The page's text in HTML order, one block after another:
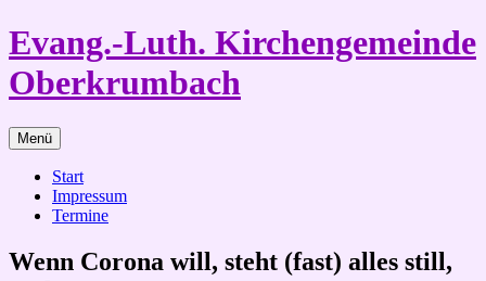
Zum
Inhalt
springen
Evang.-Luth. Kirchengemeinde
Oberkrumbach
Menü
Start
Impressum
Termine
Wenn Corona will, steht (fast) alles still,